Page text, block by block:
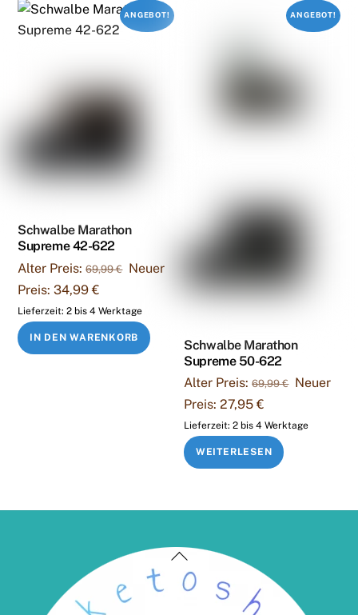
ANGEBOT!
Schwalbe Marathon
Supreme 42-622
Alter Preis: 69,99€ Ursprünglicher
war:
69,99 €
Neuer
Preis: 34,99€
Preis
ist:
34,99 €.
Lieferzeit:2 bis 4 Werktage
IN DEN WARENKORB
ANGEBOT!
Schwalbe Marathon
Supreme 50-622
Alter Preis: 69,99€
war:
Neuer
Preis: 27,95€
Preis
ist:
27,95 €.
Lieferzeit:2 bis 4 Werktage
WEITERLESEN
Back
To
Top